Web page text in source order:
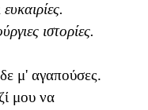
ιστορίες.
μ' αγαπούσες.
μου να